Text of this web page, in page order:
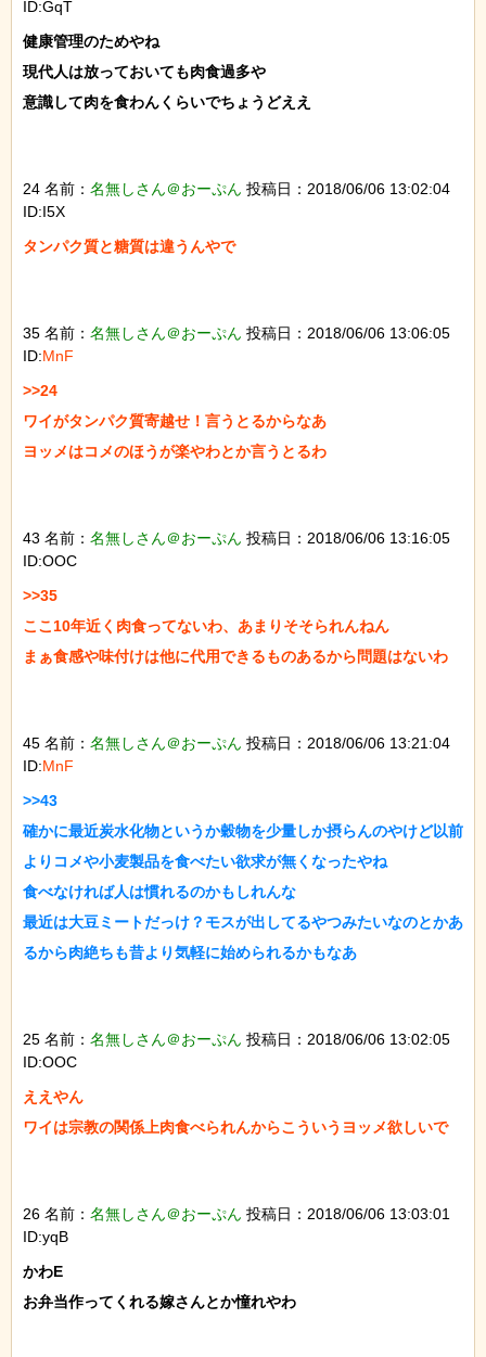
ID:GqT
健康管理のためやね
現代人は放っておいても肉食過多や
意識して肉を食わんくらいでちょうどええ
24 名前： 名無しさん＠おーぷん 投稿日：2018/06/06 13:02:04
ID:I5X
タンパク質と糖質は違うんやで
35 名前： 名無しさん＠おーぷん 投稿日：2018/06/06 13:06:05
ID:MnF
>>24
ワイがタンパク質寄越せ！言うとるからなあ
ヨッメはコメのほうが楽やわとか言うとるわ
43 名前： 名無しさん＠おーぷん 投稿日：2018/06/06 13:16:05
ID:OOC
>>35
ここ10年近く肉食ってないわ、あまりそそられんねん
まぁ食感や味付けは他に代用できるものあるから問題はないわ
45 名前： 名無しさん＠おーぷん 投稿日：2018/06/06 13:21:04
ID:MnF
>>43
確かに最近炭水化物というか穀物を少量しか摂らんのやけど以前
よりコメや小麦製品を食べたい欲求が無くなったやね
食べなければ人は慣れるのかもしれんな
最近は大豆ミートだっけ？モスが出してるやつみたいなのとかあ
るから肉絶ちも昔より気軽に始められるかもなあ
25 名前： 名無しさん＠おーぷん 投稿日：2018/06/06 13:02:05
ID:OOC
ええやん
ワイは宗教の関係上肉食べられんからこういうヨッメ欲しいで
26 名前： 名無しさん＠おーぷん 投稿日：2018/06/06 13:03:01
ID:yqB
かわE
お弁当作ってくれる嫁さんとか憧れやわ